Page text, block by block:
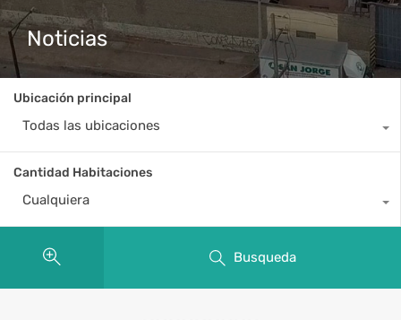
Noticias
Ubicación principal
Todas las ubicaciones
Cantidad Habitaciones
Cualquiera
Busqueda